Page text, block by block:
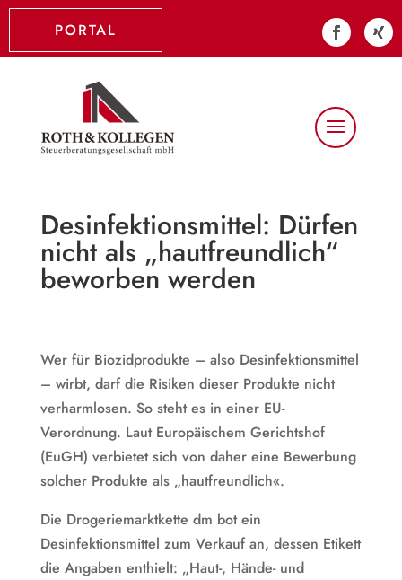
PORTAL
Desinfektionsmittel: Dürfen
nicht als „hautfreundlich“
beworben werden
Wer für Biozidprodukte – also Desinfektionsmittel
– wirbt, darf die Risiken dieser Produkte nicht
verharmlosen. So steht es in einer EU-
Verordnung. Laut Europäischem Gerichtshof
(EuGH) verbietet sich von daher eine Bewerbung
solcher Produkte als „hautfreundlich«.
Die Drogeriemarktkette dm bot ein
Desinfektionsmittel zum Verkauf an, dessen Etikett
die Angaben enthielt: „Haut-, Hände- und